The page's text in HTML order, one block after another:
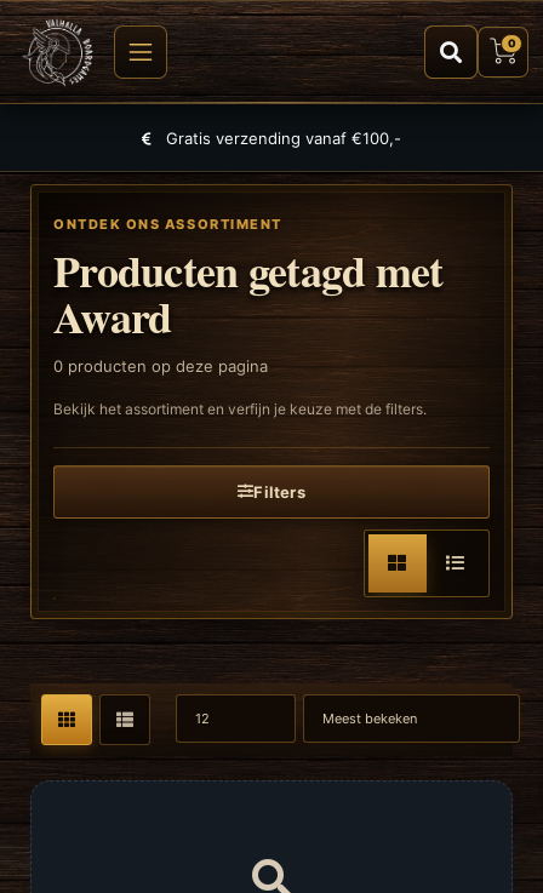
0
Gratis verzending vanaf €100,-
ONTDEK ONS ASSORTIMENT
Producten getagd met
Award
0 producten op deze pagina
Bekijk het assortiment en verfijn je keuze met de filters.
Filters